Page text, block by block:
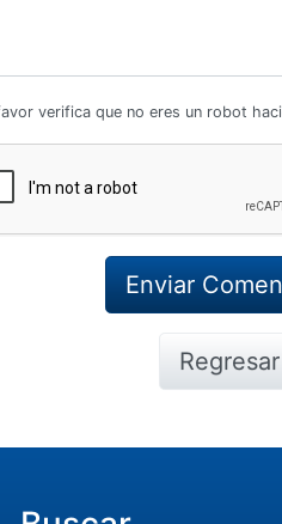
verifica que no eres un robot
Regresar